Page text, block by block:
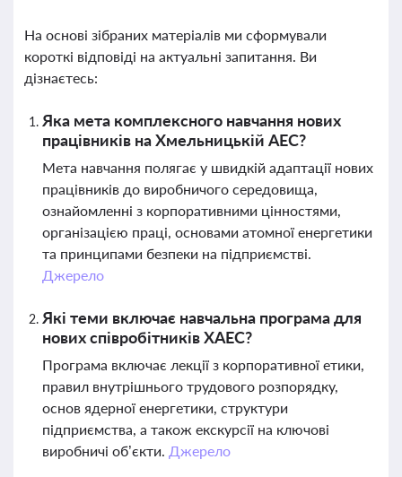
На основі зібраних матеріалів ми сформували
короткі відповіді на актуальні запитання. Ви
дізнаєтесь:
Яка мета комплексного навчання нових
працівників на Хмельницькій АЕС?
Мета навчання полягає у швидкій адаптації нових
працівників до виробничого середовища,
ознайомленні з корпоративними цінностями,
організацією праці, основами атомної енергетики
та принципами безпеки на підприємстві.
Джерело
Які теми включає навчальна програма для
нових співробітників ХАЕС?
Програма включає лекції з корпоративної етики,
правил внутрішнього трудового розпорядку,
основ ядерної енергетики, структури
підприємства, а також екскурсії на ключові
виробничі об’єкти. Джерело